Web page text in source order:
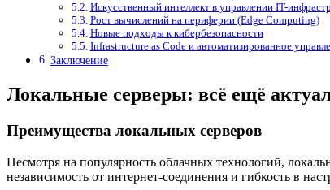
Искусственный интеллект в управлении IT-
Рост вычислений на периферии (Edge Computing)
Новые подходы к кибербезопасности
Infrastructure as Code и автоматизированное
Заключение
Локальные серверы: всё ещё
Преимущества локальных серверов
Несмотря на популярность облачных технологий,
независимость от интернет-соединения и гибкость в